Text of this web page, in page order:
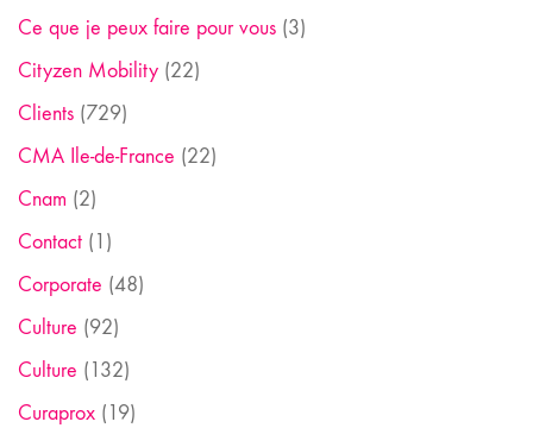
Ce que je peux faire pour vous (3)
Cityzen Mobility (22)
Clients (729)
CMA Ile-de-France (22)
Cnam (2)
Contact (1)
Corporate (48)
Culture (92)
Culture (132)
Curaprox (19)